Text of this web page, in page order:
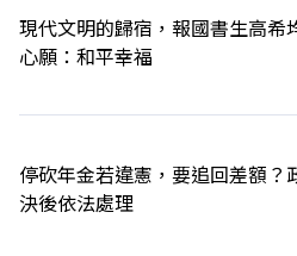
現代文明的歸宿，報國書生高希
心願：和平幸福
停砍年金若違憲，要追回差額？
決後依法處理